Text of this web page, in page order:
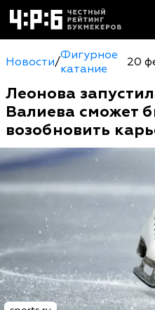
Новости/Фигурное
катание
20
Леонова
Валиева сможет
возобновить